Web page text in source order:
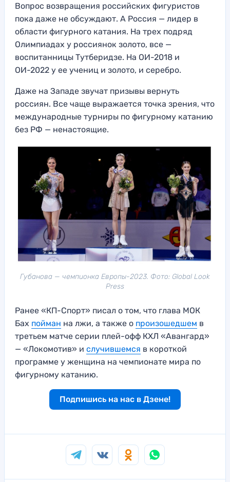
Вопрос возвращения российских фигуристов
пока даже не обсуждают. А Россия — лидер в
области фигурного катания. На трех подряд
Олимпиадах у россиянок золото, все —
воспитанницы Тутберидзе. На ОИ-2018 и
ОИ-2022 у ее учениц и золото, и серебро.
Даже на Западе звучат призывы вернуть
россиян. Все чаще выражается точка зрения, что
международные турниры по фигурному катанию
без РФ — ненастоящие.
Губанова — чемпионка Европы-2023. Фото: Global Look
Press
Ранее «КП-Спорт» писал о том, что глава МОК
Бах пойман на лжи, а также о произошедшем в
третьем матче серии плей-офф КХЛ «Авангард»
— «Локомотив» и случившемся в короткой
программе у женщина на чемпионате мира по
фигурному катанию.
Подпишись на нас в Дзене!